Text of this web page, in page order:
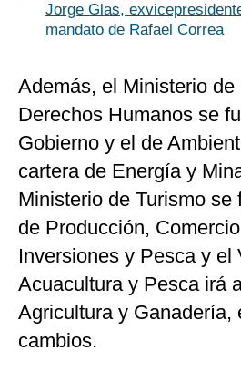
Jorge Glas,
mandato de Rafael Correa
Además, el Ministerio de
Derechos Humanos se
Gobierno y el de
cartera de Energía y
Ministerio de Turismo se
de Producción,
Inversiones y Pesca y el
Acuacultura y Pesca irá
Agricultura y Ganadería,
cambios.